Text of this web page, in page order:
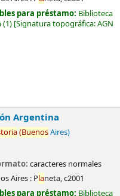
para préstamo: Biblioteca
(1) Signatura topográfica:AGN
Argentina
(BuenosAires)
caracteres normales
Aires : Planeta,c2001
para préstamo: Biblioteca